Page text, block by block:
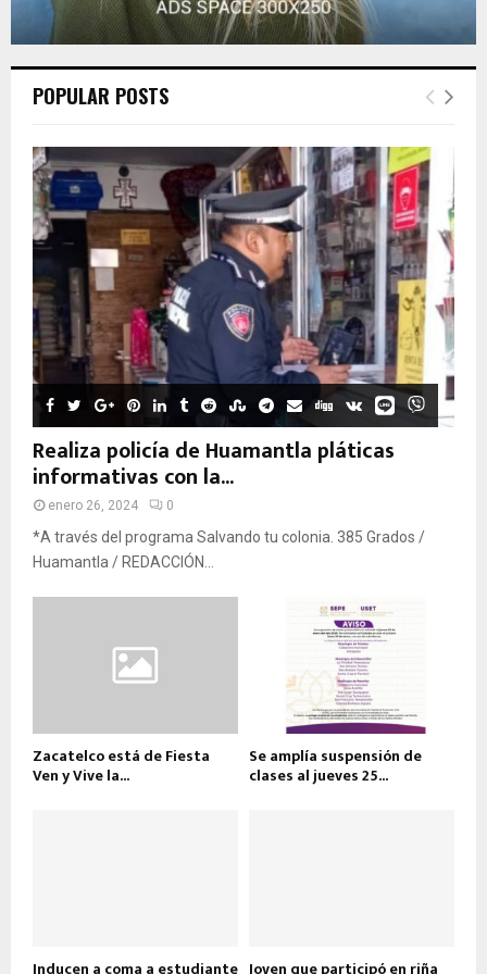
POPULAR POSTS
Realiza policía de Huamantla pláticas
informativas con la...
enero 26, 2024 0
*A través del programa Salvando tu colonia. 385 Grados /
Huamantla / REDACCIÓN...
Zacatelco está de Fiesta
Ven y Vive la...
Se amplía suspensión de
clases al jueves 25...